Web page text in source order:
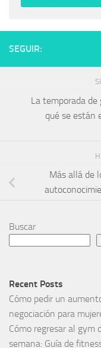
SEGUIR:
La temporada de
qué se están
Más allá de
Buscar
Recent Posts
Cómo pedir un
negociación para
Cómo regresar al gym
semana: Guía de